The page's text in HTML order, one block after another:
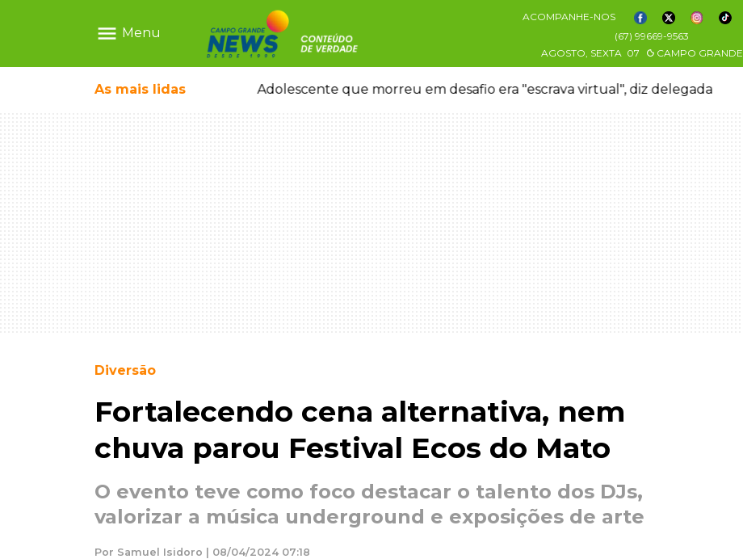
menu Menu
ACOMPANHE-NOS
(67) 99669-9563
AGOSTO, SEXTA 07 CAMPO GRANDE
As mais lidas
em caminhão estacionado Adolescente que morreu em desafio era "escrava virtual", diz delegada
Diversão
Fortalecendo cena alternativa, nem
chuva parou Festival Ecos do Mato
O evento teve como foco destacar o talento dos DJs,
valorizar a música underground e exposições de arte
Por Samuel Isidoro | 08/04/2024 07:18